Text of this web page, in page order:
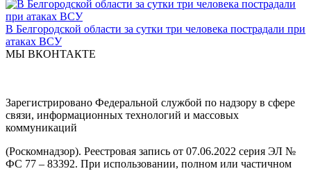
В Белгородской области за сутки три человека пострадали при
атаках ВСУ
МЫ ВКОНТАКТЕ
Зарегистрировано Федеральной службой по надзору в сфере
связи, информационных технологий и массовых
коммуникаций
(Роскомнадзор). Реестровая запись от 07.06.2022 серия ЭЛ №
ФС 77 – 83392. При использовании, полном или частичном